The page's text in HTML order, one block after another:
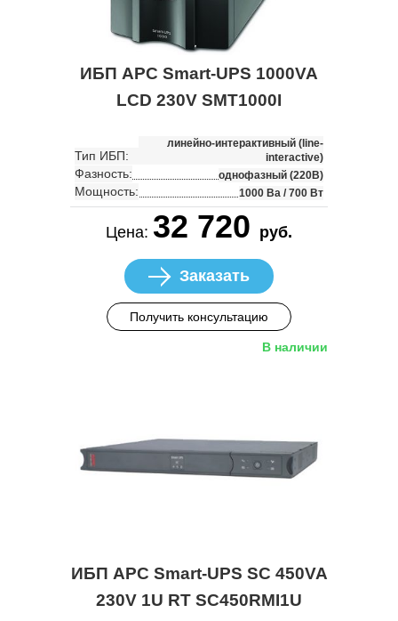
ИБП APC Smart-UPS 1000VA
LCD 230V SMT1000I
Тип ИБП:
линейно-интерактивный (line-
interactive)
Фазность: однофазный (220В)
Мощность: 1000 Ва / 700 Вт
Цена: 32 720 руб.
Заказать
Получить консультацию
В наличии
ИБП APC Smart-UPS SC 450VA
230V 1U RT SC450RMI1U